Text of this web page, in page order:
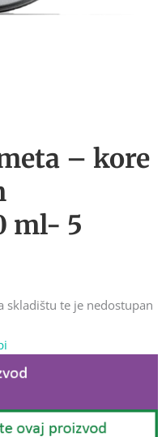
– kore
ml- 5
skladištu te je nedostupan